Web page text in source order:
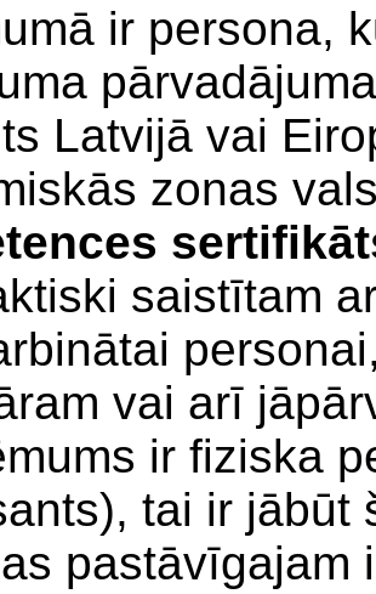
ir persona,
Latvijā vai
zonas
saistītam
vai arī
ir fiziska
tai ir jābūt
pastāvīgajam